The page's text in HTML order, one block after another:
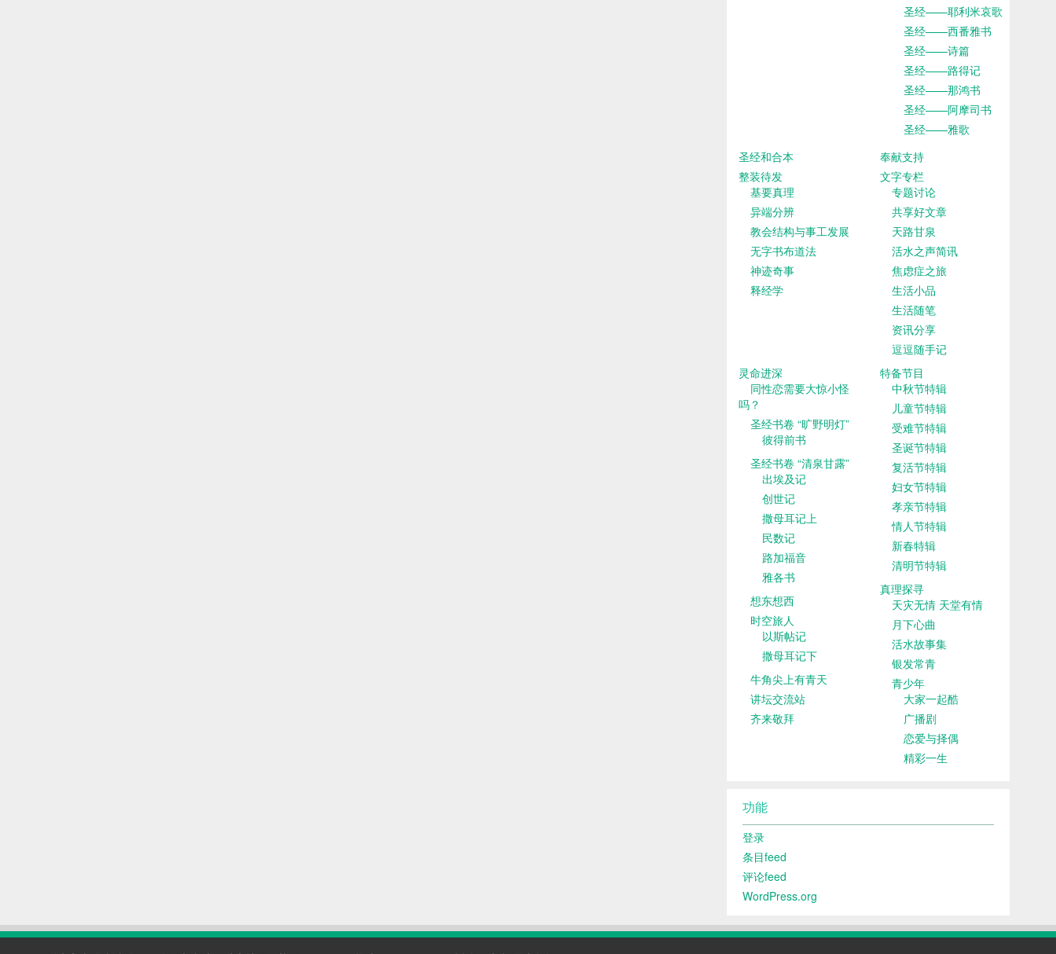
圣经——耶利米哀歌
圣经——西番雅书
圣经——诗篇
圣经——路得记
圣经——那鸿书
圣经——阿摩司书
圣经——雅歌
圣经和合本
奉献支持
整装待发
基要真理
异端分辨
教会结构与事工发展
无字书布道法
神迹奇事
释经学
文字专栏
专题讨论
共享好文章
天路甘泉
活水之声简讯
焦虑症之旅
生活小品
生活随笔
资讯分享
逗逗随手记
灵命进深
同性恋需要大惊小怪
吗？
圣经书卷 “旷野明灯”
彼得前书
圣经书卷 “清泉甘露”
出埃及记
创世记
撒母耳记上
民数记
路加福音
雅各书
想东想西
时空旅人
以斯帖记
撒母耳记下
牛角尖上有青天
讲坛交流站
齐来敬拜
特备节目
中秋节特辑
儿童节特辑
受难节特辑
圣诞节特辑
复活节特辑
妇女节特辑
孝亲节特辑
情人节特辑
新春特辑
清明节特辑
真理探寻
天灾无情 天堂有情
月下心曲
活水故事集
银发常青
青少年
大家一起酷
广播剧
恋爱与择偶
精彩一生
功能
登录
条目feed
评论feed
WordPress.org